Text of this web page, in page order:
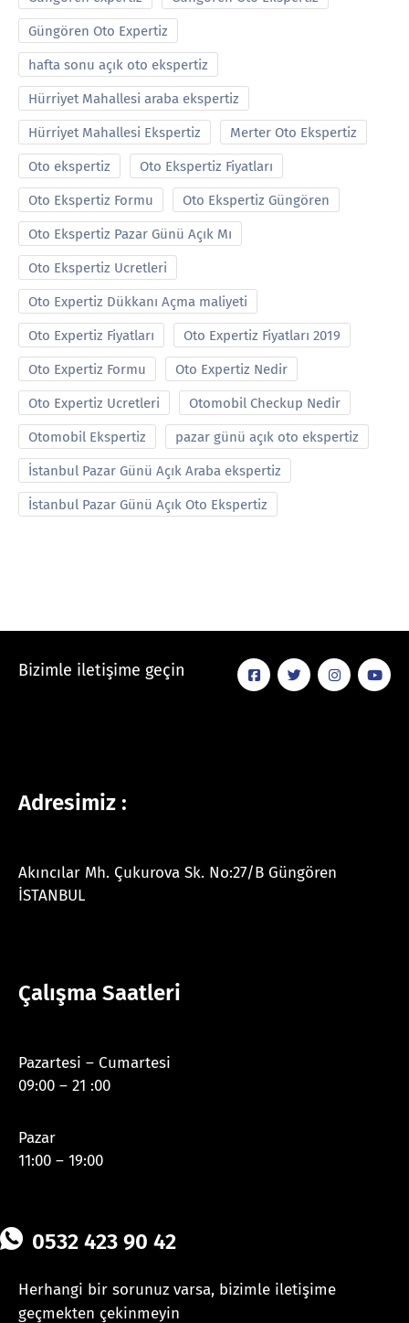
Güngören Oto Expertiz
hafta sonu açık oto ekspertiz
Hürriyet Mahallesi araba ekspertiz
Hürriyet Mahallesi Ekspertiz Merter Oto Ekspertiz
Oto ekspertiz Oto Ekspertiz Fiyatları
Oto Ekspertiz Formu Oto Ekspertiz Güngören
Oto Ekspertiz Pazar Günü Açık Mı
Oto Ekspertiz Ucretleri
Oto Expertiz Dükkanı Açma maliyeti
Oto Expertiz Fiyatları Oto Expertiz Fiyatları 2019
Oto Expertiz Formu Oto Expertiz Nedir
Oto Expertiz Ucretleri Otomobil Checkup Nedir
Otomobil Ekspertiz pazar günü açık oto ekspertiz
İstanbul Pazar Günü Açık Araba ekspertiz
İstanbul Pazar Günü Açık Oto Ekspertiz
Bizimle iletişime geçin
Adresimiz :
Akıncılar Mh. Çukurova Sk. No:27/B Güngören
İSTANBUL
Çalışma Saatleri
Pazartesi – Cumartesi
09:00 – 21 :00
Pazar
11:00 – 19:00
0532 423 90 42
Herhangi bir sorunuz varsa, bizimle iletişime
geçmekten çekinmeyin